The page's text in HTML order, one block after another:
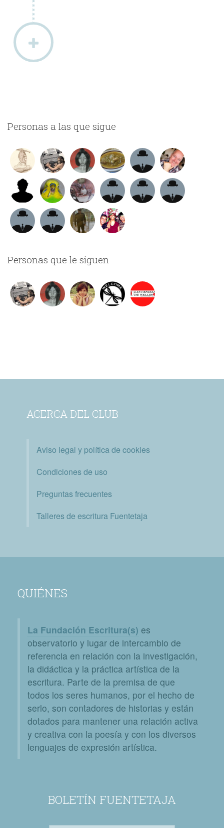
Personas a las que sigue
Personas que le siguen
ACERCA DEL CLUB
Aviso legal y política de cookies
Condiciones de uso
Preguntas frecuentes
Talleres de escritura Fuentetaja
QUIÉNES
La Fundación Escritura(s) es
observatorio y lugar de intercambio de
referencia en relación con la investigación,
la didáctica y la práctica artística de la
escritura. Parte de la premisa de que
todos los seres humanos, por el hecho de
serlo, son contadores de historias y están
dotados para mantener una relación activa
y creativa con la poesía y con los diversos
lenguajes de expresión artística.
BOLETÍN FUENTETAJA